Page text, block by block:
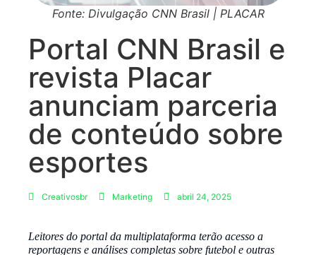
Fonte: Divulgação CNN Brasil | PLACAR
Portal CNN Brasil e
revista Placar
anunciam parceria
de conteúdo sobre
esportes
Creativosbr Marketing abril 24, 2025
Leitores do portal da multiplataforma terão acesso a
reportagens e análises completas sobre futebol e outras